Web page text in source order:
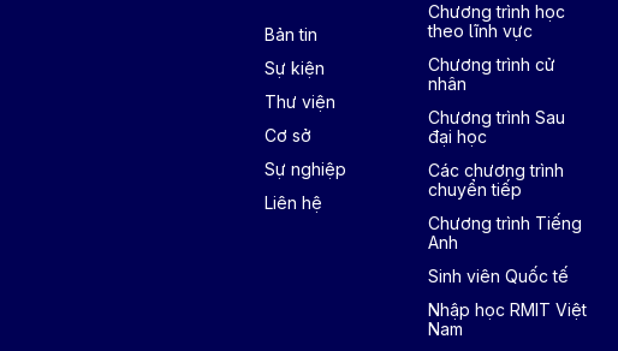
Bản tin
Sự kiện
Thư viện
Cơ sở
Sự nghiệp
Liên hệ
Chương trình học
theo lĩnh vực
Chương trình cử
nhân
Chương trình Sau
đại học
Các chương trình
chuyển tiếp
Chương trình Tiếng
Anh
Sinh viên Quốc tế
Nhập học RMIT Việt
Nam